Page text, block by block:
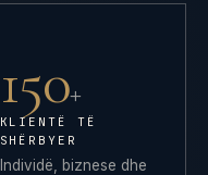
150+
KLIENTË TË
SHËRBYER
Individë, biznese dhe